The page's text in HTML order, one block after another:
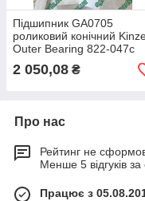
Підшипник GA0705
роликовий конічний
Outer Bearing 822-047с
TRANSPORT WHEEL
ga0705
2 050,08 ₴
Про нас
Рейтинг не
Менше 5 відгуків за
Працює з